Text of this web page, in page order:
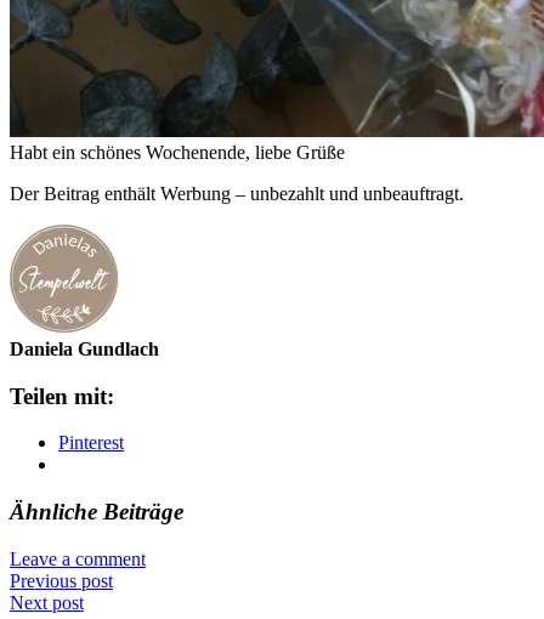
Habt ein schönes Wochenende, liebe Grüße
Der Beitrag enthält Werbung – unbezahlt und unbeauftragt.
Daniela Gundlach
Teilen mit:
Pinterest
Ähnliche Beiträge
Leave a comment
Previous post
Next post